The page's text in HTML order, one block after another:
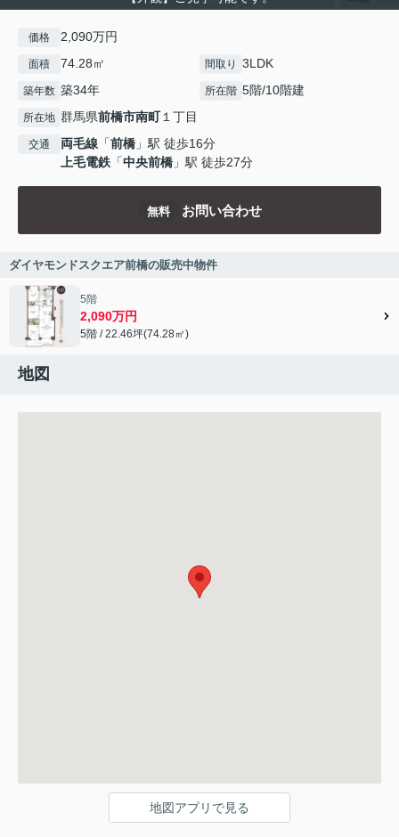
価格 2,090万円
面積 74.28㎡ 間取り 3LDK
築年数 築34年 所在階 5階/10階建
所在地 群馬県前橋市南町１丁目
交通 両毛線 「前橋 」駅 徒歩16分
上毛電鉄 「中央前橋 」駅 徒歩27分
無料 お問い合わせ
ダイヤモンドスクエア前橋の販売中物件
5階
2,090万円
5階 / 22.46坪(74.28㎡)
地図
地図アプリで見る